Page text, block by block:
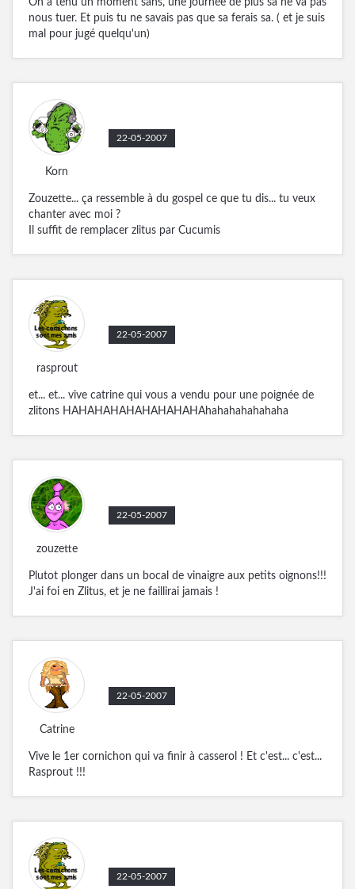
On a tenu un moment sans, une journée de plus sa ne va pas
nous tuer. Et puis tu ne savais pas que sa ferais sa. ( et je suis
mal pour jugé quelqu'un)
22-05-2007
Korn
Zouzette... ça ressemble à du gospel ce que tu dis... tu veux
chanter avec moi ?
Il suffit de remplacer zlitus par Cucumis
22-05-2007
rasprout
et... et... vive catrine qui vous a vendu pour une poignée de
zlitons HAHAHAHAHAHAHAHAHAhahahahahahaha
22-05-2007
zouzette
Plutot plonger dans un bocal de vinaigre aux petits oignons!!!
J'ai foi en Zlitus, et je ne faillirai jamais !
22-05-2007
Catrine
Vive le 1er cornichon qui va finir à casserol ! Et c'est... c'est...
Rasprout !!!
22-05-2007